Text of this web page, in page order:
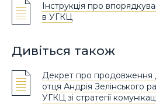
Інструкція про
в УГКЦ
Дивіться також
Декрет про продовження
отця Андрія Зелінського
УГКЦ зі стратегії